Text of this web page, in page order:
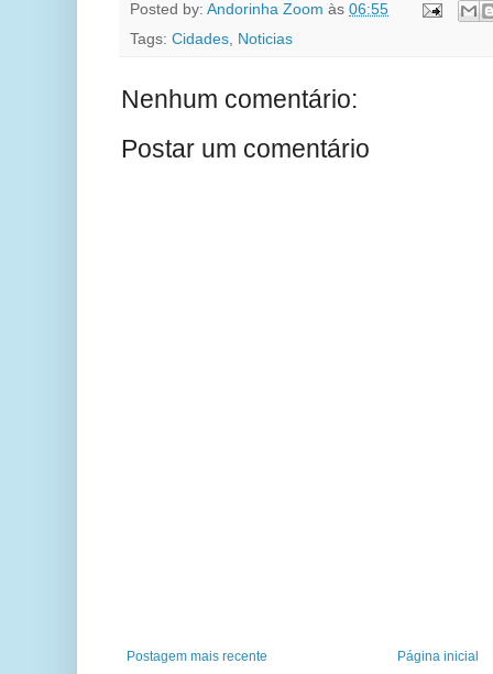
Posted by: Andorinha Zoom às 06:55
Tags: Cidades Noticias
Nenhum comentário:
Postar um comentário
Postagem mais recente Página inicial